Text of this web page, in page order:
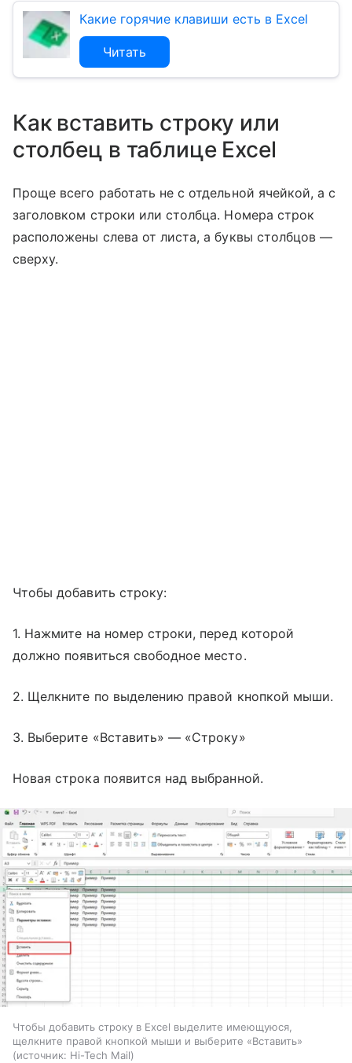
Какие горячие клавиши есть в Excel
Читать
Как вставить строку или
столбец в таблице Excel
Проще всего работать не с отдельной ячейкой, а с
заголовком строки или столбца. Номера строк
расположены слева от листа, а буквы столбцов —
сверху.
Чтобы добавить строку:
1. Нажмите на номер строки, перед которой
должно появиться свободное место.
2. Щелкните по выделению правой кнопкой мыши.
3. Выберите «Вставить» — «Строку»
Новая строка появится над выбранной.
Чтобы добавить строку в Excel выделите имеющуюся,
щелкните правой кнопкой мыши и выберите «Вставить»
источник: Hi-Tech Mail